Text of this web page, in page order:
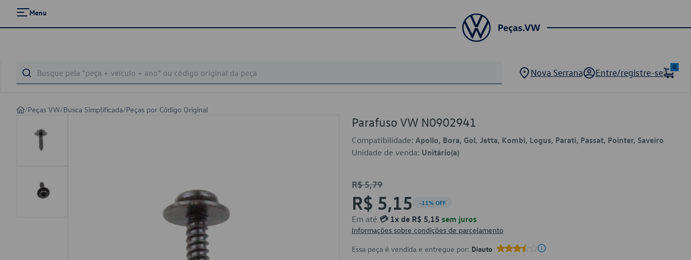
Menu
Nova Serrana Entre/registre-se
0
/Peças VW/Busca Simplificada/Peças por Código Original
Parafuso VW N0902941
Compatibilidade: Apollo, Bora, Gol, Jetta, Kombi, Logus, Parati, Passat, Pointer, Saveiro
Unidade de venda: Unitário(a)
R$ 5,79
R$ 5,15 -11% OFF
Em até 💳 1x de R$ 5,15 sem juros
Informações sobre condições de parcelamento
Essa peça é vendida e entregue por: Diauto